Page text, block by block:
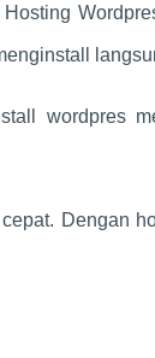
wordpres
Dengan